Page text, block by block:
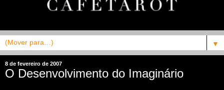
▼
8 de fevereiro de 2007
O Desenvolvimento do Imaginário